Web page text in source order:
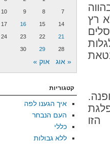
רץ
הזו
7
8
9
10
14
15
16
17
21
22
23
24
28
29
30
« אוג אוק »
קטגוריות
איך הגענו לפה
העם הנבחר
כללי
ללא גבולות